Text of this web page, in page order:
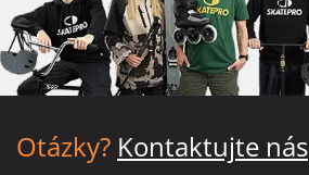
Otázky? Kontaktujte nás